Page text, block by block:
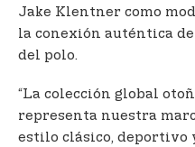
Jake Klentner como
la conexión auténtica
del polo.
“La colección global
representa nuestra
estilo clásico, deportivo